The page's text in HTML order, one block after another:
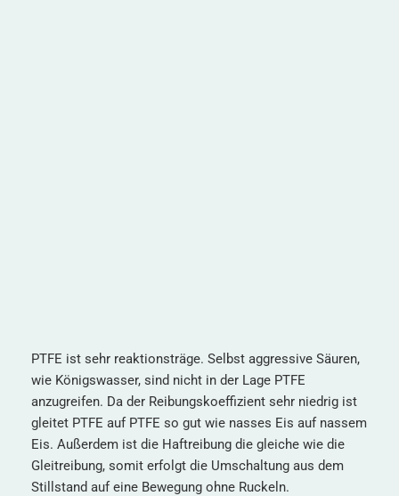
PTFE ist sehr reaktionsträge. Selbst aggressive Säuren,
wie Königswasser, sind nicht in der Lage PTFE
anzugreifen. Da der Reibungskoeffizient sehr niedrig ist
gleitet PTFE auf PTFE so gut wie nasses Eis auf nassem
Eis. Außerdem ist die Haftreibung die gleiche wie die
Gleitreibung, somit erfolgt die Umschaltung aus dem
Stillstand auf eine Bewegung ohne Ruckeln.